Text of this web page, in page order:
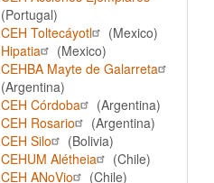
(Portugal)
CEH Toltecáyotl
(Mexico)
Hipatia
(Mexico)
CEHBA Mayte de Galarreta
(Argentina)
CEH Córdoba
(Argentina)
CEH Rosario
(Argentina)
CEH Silo
(Bolivia)
CEHUM Alétheia
(Chile)
CEH ANoVio
(Chile)